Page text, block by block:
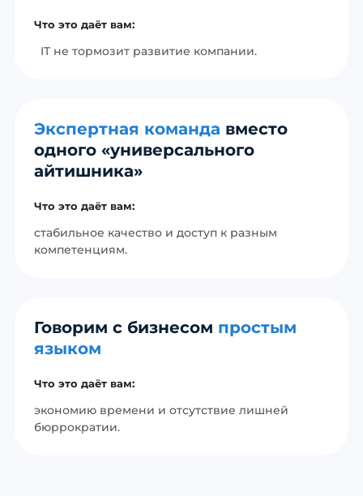
Что это даёт вам:
IT не тормозит развитие компании.
Экспертная команда вместо
одного «универсального
айтишника»
Что это даёт вам:
стабильное качество и доступ к разным
компетенциям.
Говорим с бизнесом простым
языком
Что это даёт вам:
экономию времени и отсутствие лишней
бюррократии.